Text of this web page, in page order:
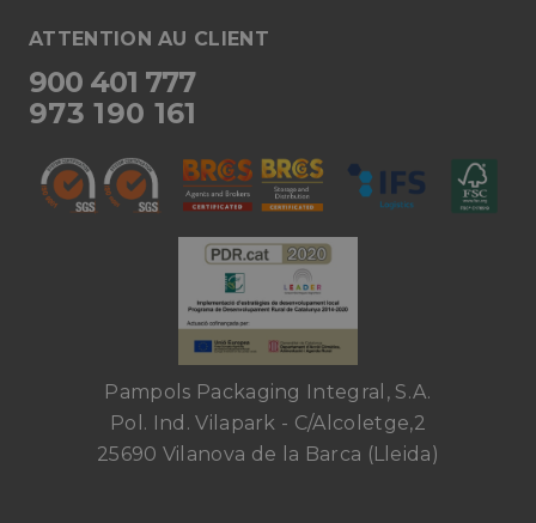
ATTENTION AU CLIENT
900 401 777
973 190 161
Pampols Packaging Integral, S.A.
Pol. Ind. Vilapark - C/Alcoletge,2
25690 Vilanova de la Barca (Lleida)